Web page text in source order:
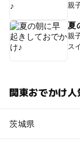
親
夏
親
ス
関東おでかけ
茨城県